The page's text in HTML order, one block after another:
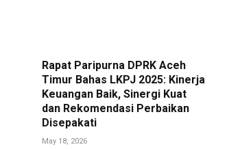
Rapat Paripurna DPRK Aceh
Timur Bahas LKPJ 2025: Kinerja
Keuangan Baik, Sinergi Kuat
dan Rekomendasi Perbaikan
Disepakati
May 18, 2026